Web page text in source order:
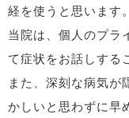
経を使うと思います。
当院は、個人のプラ
て症状をお話しする
また、深刻な病気が
かしいと思わずに早